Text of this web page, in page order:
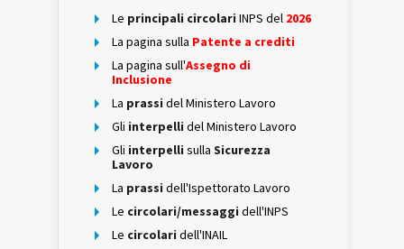
Le principali circolari INPS del 2026
La pagina sulla Patente a crediti
La pagina sull'Assegno di
Inclusione
La prassi del Ministero Lavoro
Gli interpelli del Ministero Lavoro
Gli interpelli sulla Sicurezza
Lavoro
La prassi dell'Ispettorato Lavoro
Le circolari/messaggi dell'INPS
Le circolari dell'INAIL